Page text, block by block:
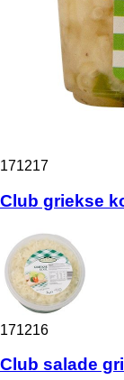
171217
Club griekse
171216
Club salade